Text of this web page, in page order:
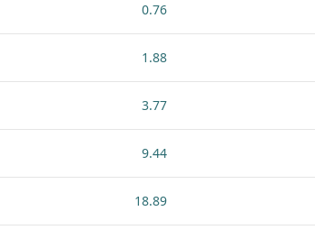
0.76
1.88
3.77
9.44
18.89